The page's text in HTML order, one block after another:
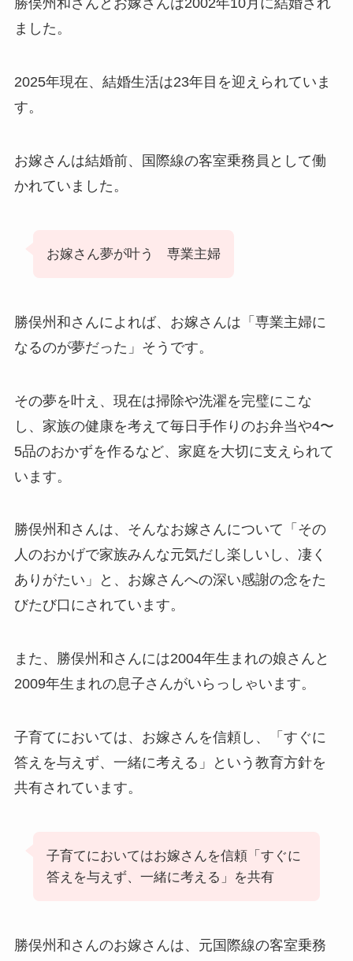
勝俣州和さんとお嫁さんは2002年10月に結婚され
ました。
2025年現在、結婚生活は23年目を迎えられていま
す。
お嫁さんは結婚前、国際線の客室乗務員として働
かれていました。
お嫁さん夢が叶う 専業主婦
勝俣州和さんによれば、お嫁さんは「専業主婦に
なるのが夢だった」そうです。
その夢を叶え、現在は掃除や洗濯を完璧にこな
し、家族の健康を考えて毎日手作りのお弁当や4〜
5品のおかずを作るなど、家庭を大切に支えられて
います。
勝俣州和さんは、そんなお嫁さんについて「その
人のおかげで家族みんな元気だし楽しいし、凄く
ありがたい」と、お嫁さんへの深い感謝の念をた
びたび口にされています。
また、勝俣州和さんには2004年生まれの娘さんと
2009年生まれの息子さんがいらっしゃいます。
子育てにおいては、お嫁さんを信頼し、「すぐに
答えを与えず、一緒に考える」という教育方針を
共有されています。
子育てにおいてはお嫁さんを信頼「すぐに
答えを与えず、一緒に考える」を共有
勝俣州和さんのお嫁さんは、元国際線の客室乗務